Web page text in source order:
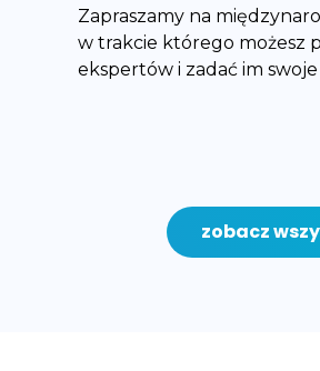
Zapraszamy na
w trakcie którego możesz
ekspertów i zadać im
zobacz